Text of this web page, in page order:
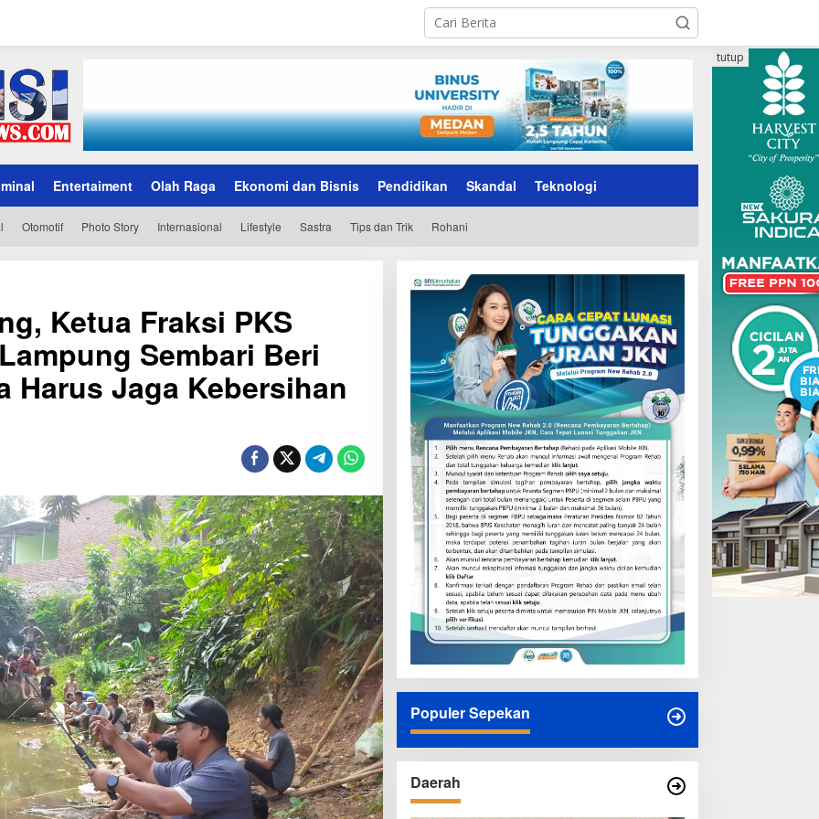
Entertaiment Olah Raga Ekonomi dan Bisnis Pendidikan Skandal Teknologi
Otomotif Photo Story Internasional Lifestyle Sastra Tips dan Trik Rohani
tutup
Ketua Fraksi PKS
Sembari Beri
Harus Jaga Kebersihan
Populer Sepekan
Daerah